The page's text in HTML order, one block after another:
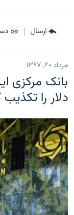
ارسال
مرداد ۲۰, ۱۳۹۷
دلار را تکذیب